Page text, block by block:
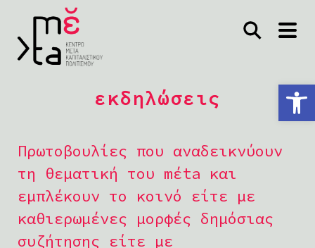
Ανοίξτε τη γραμμή εργαλείων
εκδηλώσεις
Πρωτοβουλίες που αναδεικνύουν
τη θεματική του mέta και
εμπλέκουν το κοινό είτε με
καθιερωμένες μορφές δημόσιας
συζήτησης είτε με